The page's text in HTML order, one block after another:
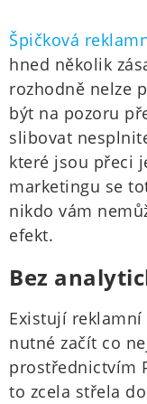
Špičková
hned několik
rozhodně nelze
být na pozoru
slibovat
které jsou přeci
marketingu se
nikdo vám
efekt.
Bez
Existují
nutné začít co
prostřednictvím
to zcela střela